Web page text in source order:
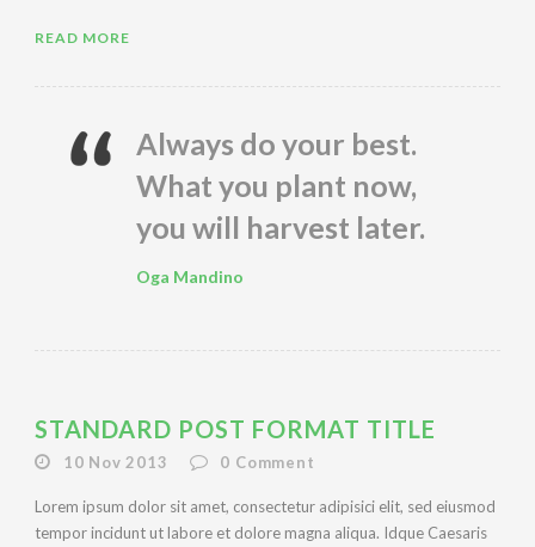
READ MORE
Always do your best.
What you plant now,
you will harvest later.
Oga Mandino
STANDARD POST FORMAT TITLE
10 Nov 2013 0 Comment
Lorem ipsum dolor sit amet, consectetur adipisici elit, sed eiusmod
tempor incidunt ut labore et dolore magna aliqua. Idque Caesaris